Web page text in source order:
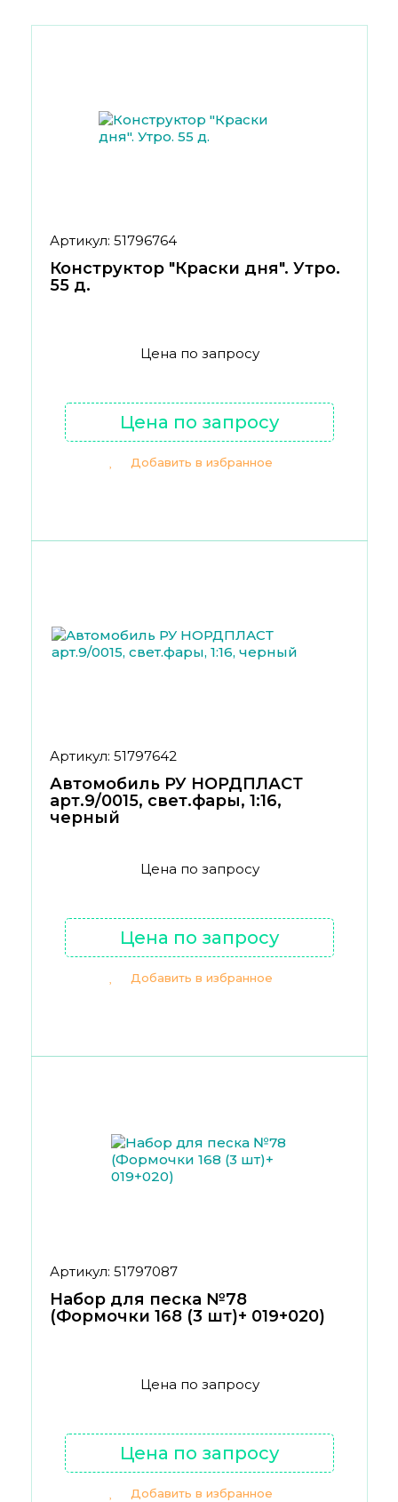
Артикул: 51796764
Конструктор "Краски дня". Утро.
55 д.
Цена по запросу
Цена по запросу
Добавить в избранное
Артикул: 51797642
Автомобиль РУ НОРДПЛАСТ
арт.9/0015, свет.фары, 1:16,
черный
Цена по запросу
Цена по запросу
Добавить в избранное
Артикул: 51797087
Набор для песка №78
(Формочки 168 (3 шт)+ 019+020)
Цена по запросу
Цена по запросу
Добавить в избранное